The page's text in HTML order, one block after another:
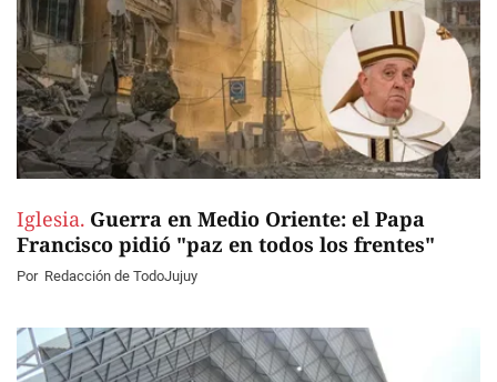
Iglesia. Guerra en Medio Oriente: el Papa
Francisco pidió "paz en todos los frentes"
Por Redacción de TodoJujuy